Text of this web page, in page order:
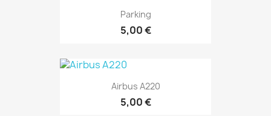
Parking
5,00 €
Airbus A220
5,00 €